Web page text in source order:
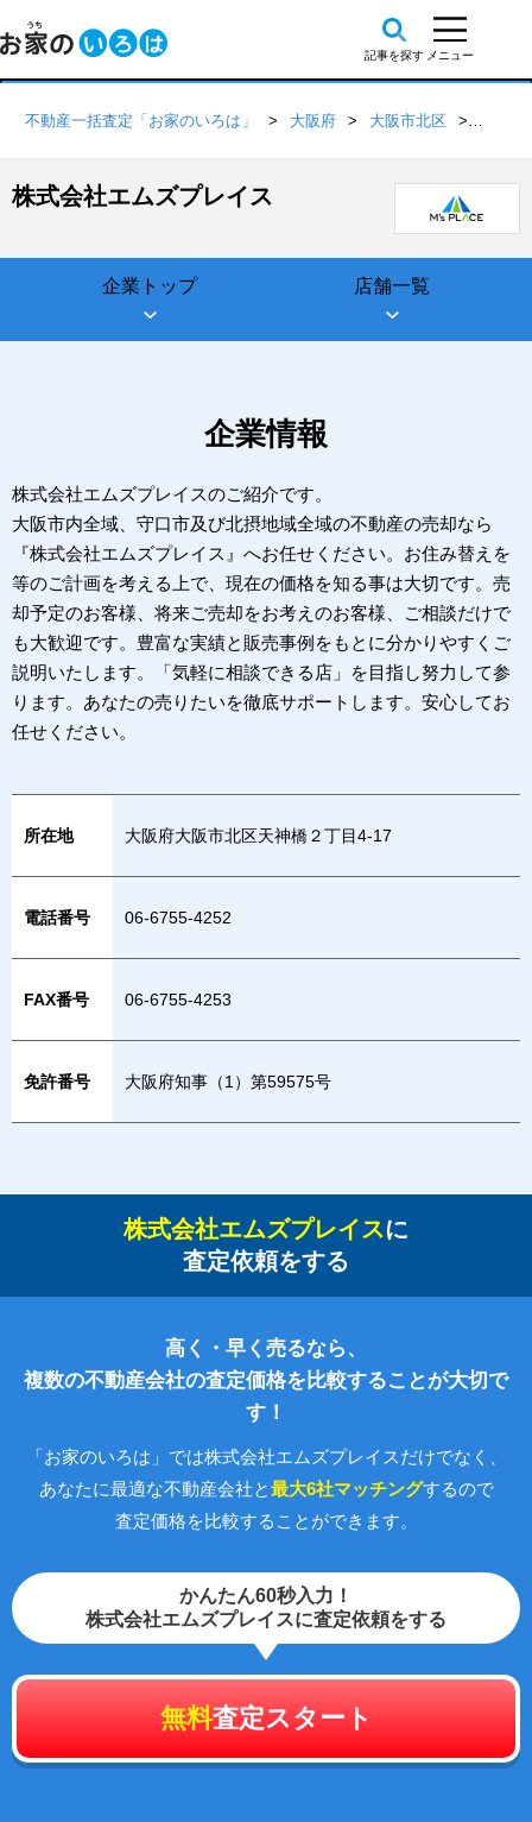
不動産一括査定「お家のいろは」 大阪府 大阪市北区
株式会社エムズプレイス
企業トップ 店舗一覧
企業情報
株式会社エムズプレイスのご紹介です。
大阪市内全域、守口市及び北摂地域全域の不動産の売却なら
『株式会社エムズプレイス』へお任せください。お住み替えを
等のご計画を考える上で、現在の価格を知る事は大切です。売
却予定のお客様、将来ご売却をお考えのお客様、ご相談だけで
も大歓迎です。豊富な実績と販売事例をもとに分かりやすくご
説明いたします。「気軽に相談できる店」を目指し努力して参
ります。あなたの売りたいを徹底サポートします。安心してお
任せください。
所在地 大阪府大阪市北区天神橋２丁目4-17
電話番号 06-6755-4252
FAX番号 06-6755-4253
免許番号 大阪府知事（1）第59575号
株式会社エムズプレイスに
査定依頼をする
高く・早く売るなら、
複数の不動産会社の査定価格を比較することが大切で
す！
「お家のいろは」では株式会社エムズプレイスだけでなく、
あなたに最適な不動産会社と最大6社マッチングするので
査定価格を比較することができます。
かんたん60秒入力！
株式会社エムズプレイスに査定依頼をする
無料査定スタート